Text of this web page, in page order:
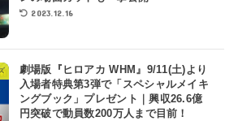
2023.12.16
劇場版『ヒロアカ WHM』9/11(土)より
入場者特典第3弾で「スペシャルメイキ
ングブック」プレゼント｜興収26.6億
円突破で動員数200万人まで目前！